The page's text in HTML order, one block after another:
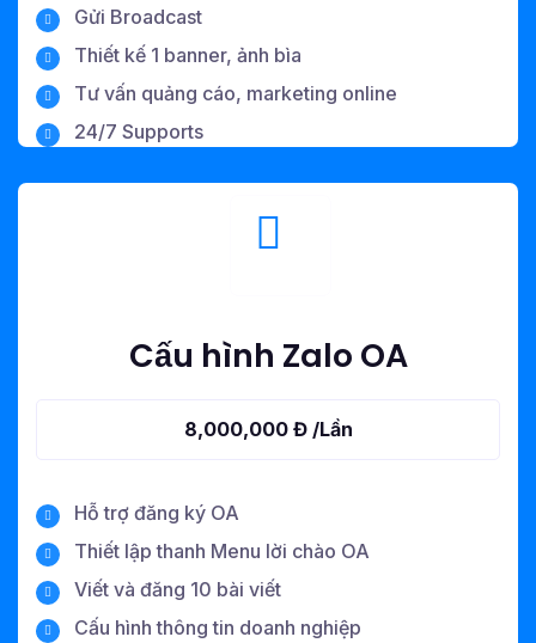
Gửi Broadcast
Thiết kế 1 banner, ảnh bìa
Tư vấn quảng cáo, marketing online
24/7 Supports
Cấu hình Zalo OA
8,000,000 Đ /Lần
Hỗ trợ đăng ký OA
Thiết lập thanh Menu lời chào OA
Viết và đăng 10 bài viết
Cấu hình thông tin doanh nghiệp